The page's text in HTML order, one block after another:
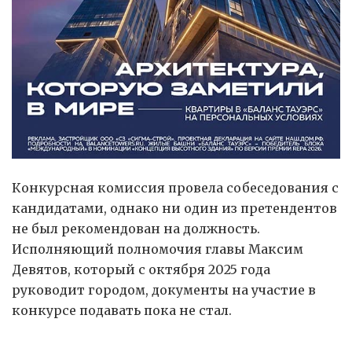
Конкурсная комиссия провела собеседования с
кандидатами, однако ни один из претендентов
не был рекомендован на должность.
Исполняющий полномочия главы Максим
Девятов, который с октября 2025 года
руководит городом, документы на участие в
конкурсе подавать пока не стал.